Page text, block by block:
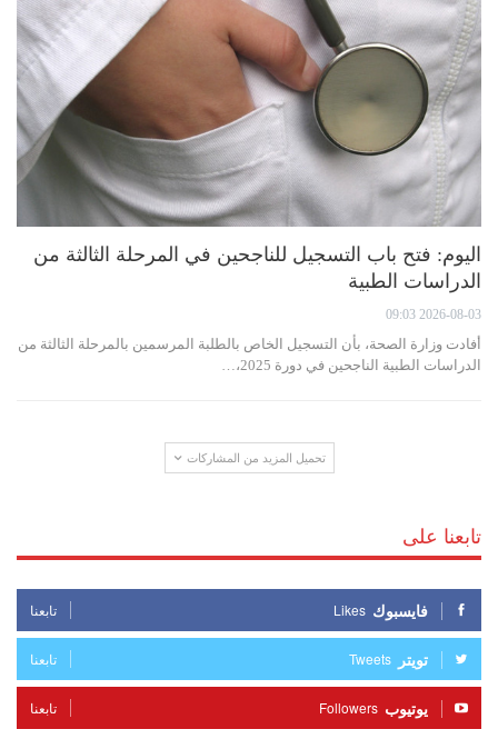
اليوم: فتح باب التسجيل للناجحين في المرحلة الثالثة من
الدراسات الطبية
2026-08-03 09:03
أفادت وزارة الصحة، بأن التسجيل الخاص بالطلبة المرسمين بالمرحلة الثالثة من
الدراسات الطبية الناجحين في دورة 2025،…
تحميل المزيد من المشاركات
تابعنا على
فايسبوك Likes تابعنا
تويتر Tweets تابعنا
يوتيوب Followers تابعنا